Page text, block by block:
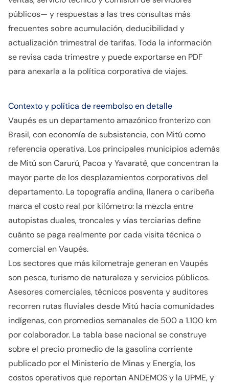
públicos— y respuestas a las tres consultas más
frecuentes sobre acumulación, deducibilidad y
actualización trimestral de tarifas. Toda la información
se revisa cada trimestre y puede exportarse en PDF
para anexarla a la política corporativa de viajes.
Contexto y política de reembolso en detalle
Vaupés es un departamento amazónico fronterizo con
Brasil, con economía de subsistencia, con Mitú como
referencia operativa. Los principales municipios además
de Mitú son Carurú, Pacoa y Yavaraté, que concentran la
mayor parte de los desplazamientos corporativos del
departamento. La topografía andina, llanera o caribeña
marca el costo real por kilómetro: la mezcla entre
autopistas duales, troncales y vías terciarias define
cuánto se paga realmente por cada visita técnica o
comercial en Vaupés.
Los sectores que más kilometraje generan en Vaupés
son pesca, turismo de naturaleza y servicios públicos.
Asesores comerciales, técnicos posventa y auditores
recorren rutas fluviales desde Mitú hacia comunidades
indígenas, con promedios semanales de 500 a 1.100 km
por colaborador. La tabla base nacional se construye
sobre el precio promedio de la gasolina corriente
publicado por el Ministerio de Minas y Energía, los
costos operativos que reportan ANDEMOS y la UPME, y